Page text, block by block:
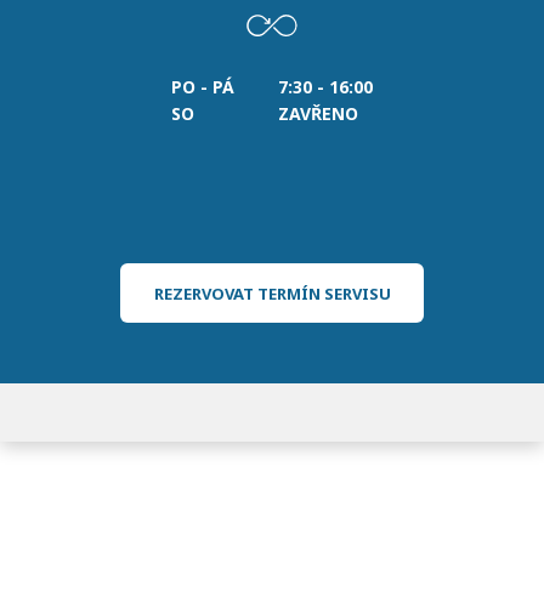
PO - PÁ
7:30 - 16:00
SO
ZAVŘENO
REZERVOVAT TERMÍN SERVISU